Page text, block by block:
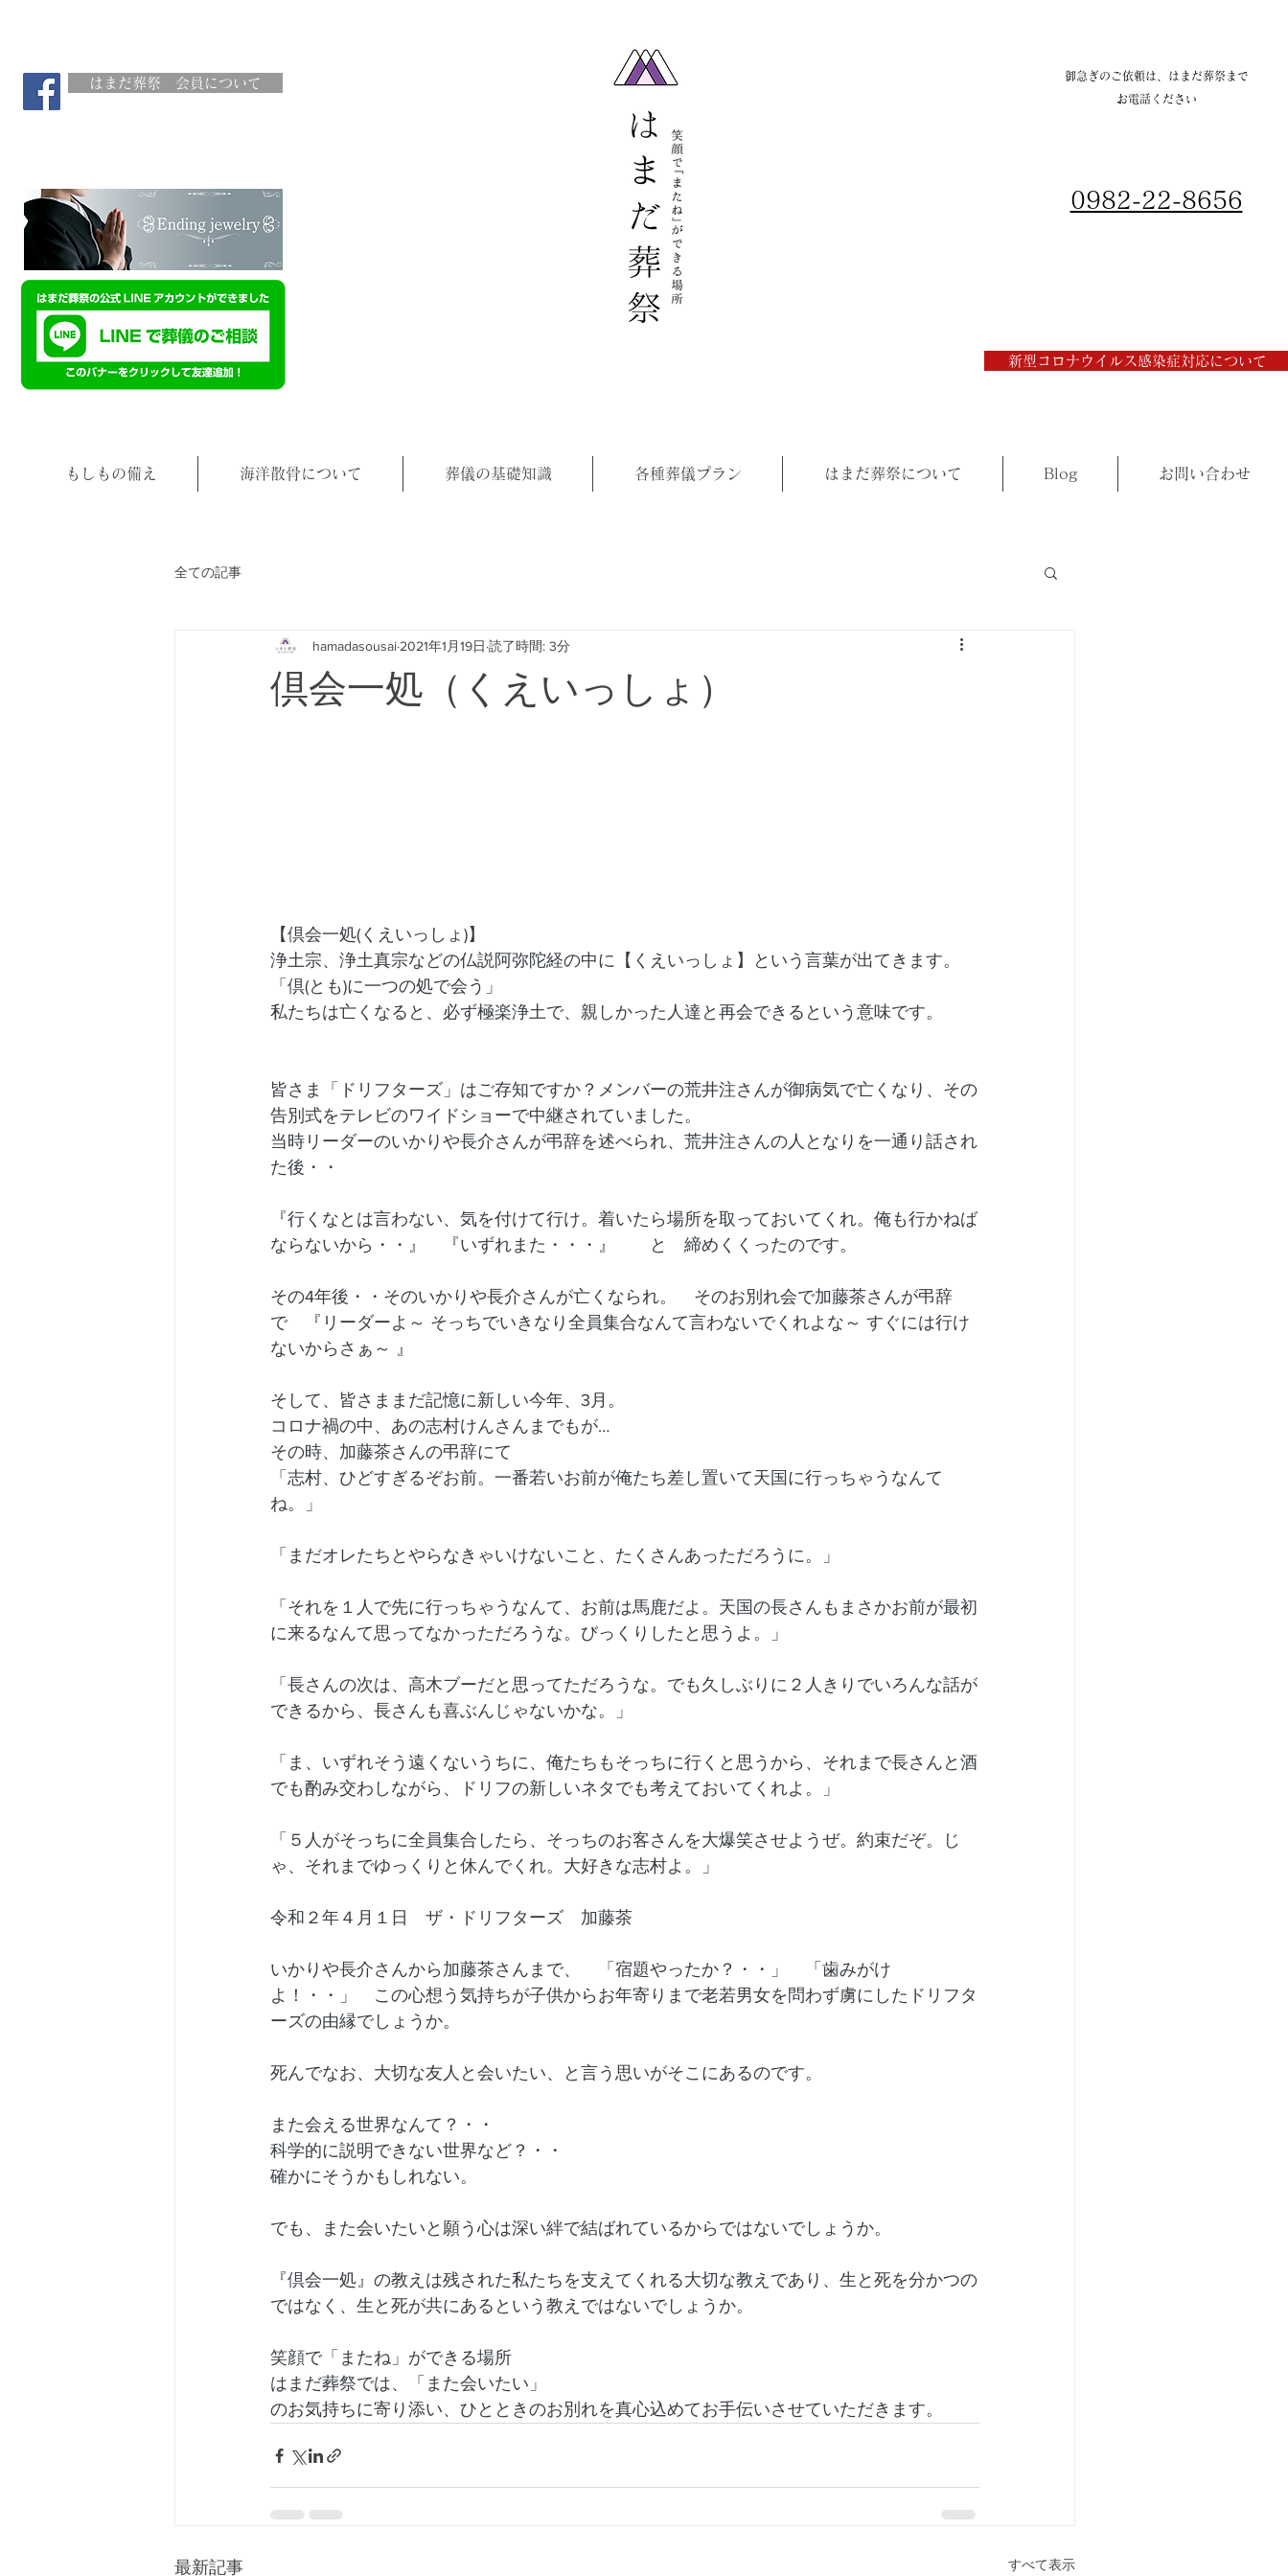
はまだ葬祭 会員について
御急ぎのご依頼は、はまだ葬祭まで
お電話ください
0982-22-8656
新型コロナウイルス感染症対応について
もしもの備え 海洋散骨について 葬儀の基礎知識 各種葬儀プラン はまだ葬祭について Blog お問い合わせ
全ての記事
倶会一処（くえいっしょ）
hamadasousai 2021年1月19日 読了時間: 3分
【倶会一処(くえいっしょ)】
浄土宗、浄土真宗などの仏説阿弥陀経の中に【くえいっしょ】という言葉が出てきます。
「倶(とも)に一つの処で会う」
私たちは亡くなると、必ず極楽浄土で、親しかった人達と再会できるという意味です。
皆さま「ドリフターズ」はご存知ですか？メンバーの荒井注さんが御病気で亡くなり、その
告別式をテレビのワイドショーで中継されていました。
当時リーダーのいかりや長介さんが弔辞を述べられ、荒井注さんの人となりを一通り話され
た後・・
『行くなとは言わない、気を付けて行け。着いたら場所を取っておいてくれ。俺も行かねば
ならないから・・』　『いずれまた・・・』　　と　締めくくったのです。
その4年後・・そのいかりや長介さんが亡くなられ。　そのお別れ会で加藤茶さんが弔辞
で　『リーダーよ～ そっちでいきなり全員集合なんて言わないでくれよな～ すぐには行け
ないからさぁ～ 』
そして、皆さままだ記憶に新しい今年、3月。
コロナ禍の中、あの志村けんさんまでもが…
その時、加藤茶さんの弔辞にて
「志村、ひどすぎるぞお前。一番若いお前が俺たち差し置いて天国に行っちゃうなんて
ね。」
「まだオレたちとやらなきゃいけないこと、たくさんあっただろうに。」
「それを１人で先に行っちゃうなんて、お前は馬鹿だよ。天国の長さんもまさかお前が最初
に来るなんて思ってなかっただろうな。びっくりしたと思うよ。」
「長さんの次は、高木ブーだと思ってただろうな。でも久しぶりに２人きりでいろんな話が
できるから、長さんも喜ぶんじゃないかな。」
「ま、いずれそう遠くないうちに、俺たちもそっちに行くと思うから、それまで長さんと酒
でも酌み交わしながら、ドリフの新しいネタでも考えておいてくれよ。」
「５人がそっちに全員集合したら、そっちのお客さんを大爆笑させようぜ。約束だぞ。じ
ゃ、それまでゆっくりと休んでくれ。大好きな志村よ。」
令和２年４月１日　ザ・ドリフターズ　加藤茶
いかりや長介さんから加藤茶さんまで、　「宿題やったか？・・」　「歯みがけ
よ！・・」　この心想う気持ちが子供からお年寄りまで老若男女を問わず虜にしたドリフタ
ーズの由縁でしょうか。
死んでなお、大切な友人と会いたい、と言う思いがそこにあるのです。
また会える世界なんて？・・
科学的に説明できない世界など？・・
確かにそうかもしれない。
でも、また会いたいと願う心は深い絆で結ばれているからではないでしょうか。
『倶会一処』の教えは残された私たちを支えてくれる大切な教えであり、生と死を分かつの
ではなく、生と死が共にあるという教えではないでしょうか。
笑顔で「またね」ができる場所
はまだ葬祭では、「また会いたい」
のお気持ちに寄り添い、ひとときのお別れを真心込めてお手伝いさせていただきます。
最新記事 すべて表示